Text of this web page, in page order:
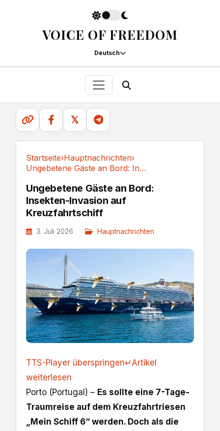
VOICE OF FREEDOM
Deutsch
𝕏
Startseite›Hauptnachrichten›
Ungebetene Gäste an Bord: Insekten-Invasion...
Ungebetene Gäste an Bord:
Insekten-Invasion auf
Kreuzfahrtschiff
3. Juli 2026 Hauptnachrichten
TTS-Player überspringen↵Artikel
weiterlesen
Porto (Portugal) – Es sollte eine 7-Tage-
Traumreise auf dem Kreuzfahrtriesen
„Mein Schiff 6“ werden. Doch als die